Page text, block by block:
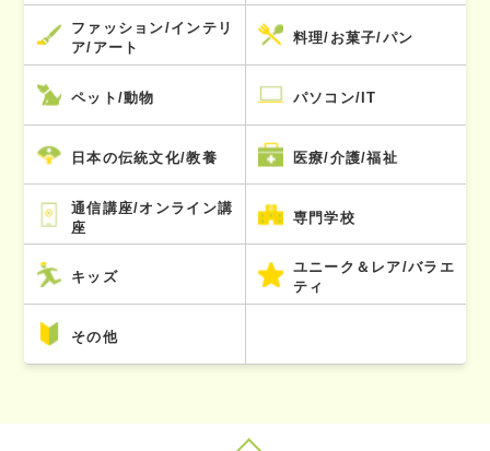
ファッション/インテリ
ア/アート
料理/お菓子/パン
ペット/動物 パソコン/IT
日本の伝統文化/教養 医療/介護/福祉
通信講座/オンライン講
座
専門学校
キッズ
ユニーク＆レア/バラエ
ティ
その他